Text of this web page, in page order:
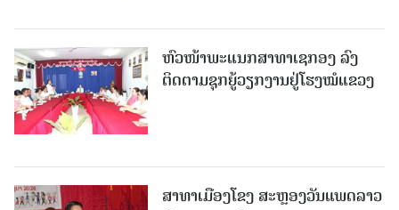
ຫົວໜ້າພະແນກສາທາເຊກອງ ລົງ
ຕິດຕາມຊຸກຍູ້ວຽກງານຢູ່ໂຮງໝໍແຂວງ
ສາທາເມືອງໂຂງ ສະຫຼອງວັນແພດລາວ